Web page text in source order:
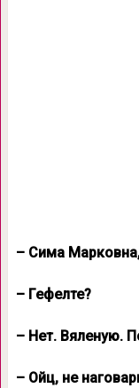
– Сима
– Гефелте?
– Нет. Вяленую.
– Ойц, не